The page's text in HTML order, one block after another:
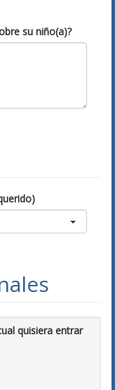
su niño(a)?
quisiera entrar